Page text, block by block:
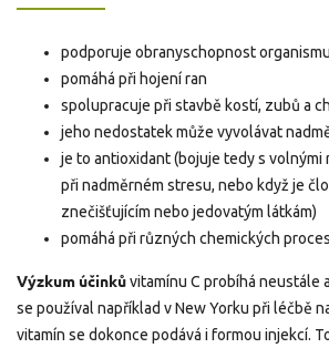
podporuje obranyschopnost organismu
pomáhá při hojení ran
spolupracuje při stavbě kostí, zubů a
jeho nedostatek může vyvolávat
je to antioxidant (bojuje tedy s volnými
při nadměrném stresu, nebo když je
znečišťujícím nebo jedovatým látkám)
pomáhá při různých chemických
Výzkum účinkůvitamínu C probíhá neustále
se používal například v New Yorku při léčbě
vitamín se dokonce podává i formou injekcí.